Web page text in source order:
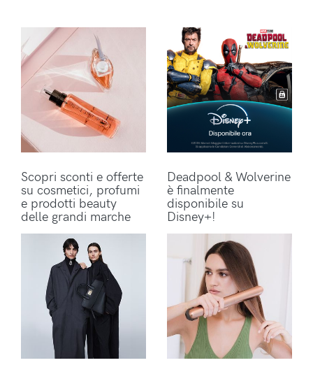
Scopri sconti e offerte
su cosmetici, profumi
e prodotti beauty
delle grandi marche
Deadpool & Wolverine
è finalmente
disponibile su
Disney+!